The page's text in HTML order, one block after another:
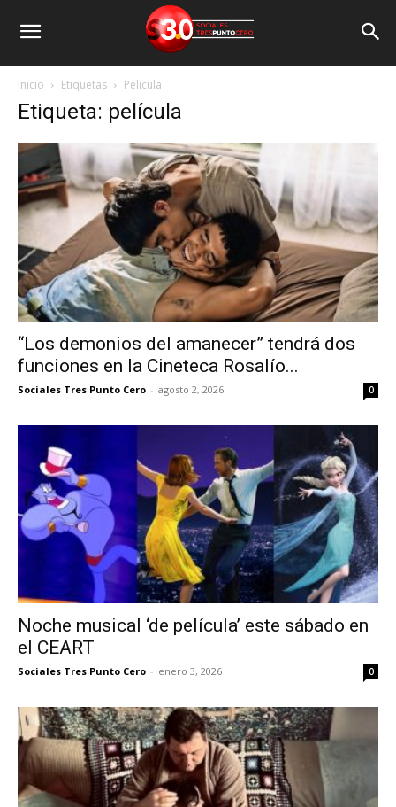
Inicio Etiquetas Película
Etiqueta: película
“Los demonios del amanecer” tendrá dos
funciones en la Cineteca Rosalío...
Sociales Tres Punto Cero - agosto 2, 2026 0
Noche musical ‘de película’ este sábado en
el CEART
Sociales Tres Punto Cero - enero 3, 2026 0